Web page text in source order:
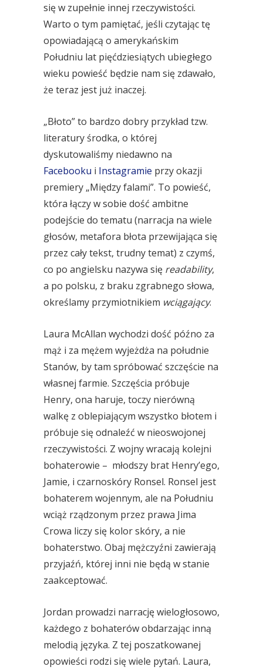
się w zupełnie innej rzeczywistości.
Warto o tym pamiętać, jeśli czytając tę
opowiadającą o amerykańskim
Południu lat pięćdziesiątych ubiegłego
wieku powieść będzie nam się zdawało,
że teraz jest już inaczej.
„Błoto” to bardzo dobry przykład tzw.
literatury środka, o której
dyskutowaliśmy niedawno na
Facebooku i Instagramie przy okazji
premiery „Między falami”. To powieść,
która łączy w sobie dość ambitne
podejście do tematu (narracja na wiele
głosów, metafora błota przewijająca się
przez cały tekst, trudny temat) z czymś,
co po angielsku nazywa się readability,
a po polsku, z braku zgrabnego słowa,
określamy przymiotnikiem wciągający.
Laura McAllan wychodzi dość późno za
mąż i za mężem wyjeżdża na południe
Stanów, by tam spróbować szczęście na
własnej farmie. Szczęścia próbuje
Henry, ona haruje, toczy nierówną
walkę z oblepiającym wszystko błotem i
próbuje się odnaleźć w nieoswojonej
rzeczywistości. Z wojny wracają kolejni
bohaterowie – młodszy brat Henry’ego,
Jamie, i czarnoskóry Ronsel. Ronsel jest
bohaterem wojennym, ale na Południu
wciąż rządzonym przez prawa Jima
Crowa liczy się kolor skóry, a nie
bohaterstwo. Obaj mężczyźni zawierają
przyjaźń, której inni nie będą w stanie
zaakceptować.
Jordan prowadzi narrację wielogłosowo,
każdego z bohaterów obdarzając inną
melodią języka. Z tej poszatkowanej
opowieści rodzi się wiele pytań. Laura,